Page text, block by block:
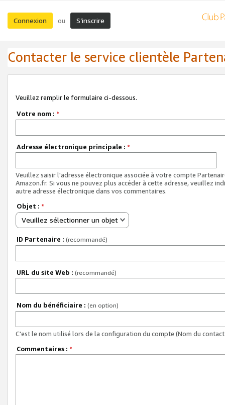
Connexion ou S’inscrire
Contacter le service clientèle
Veuillez remplir le formulaire ci-dessous.
Votre nom : *
Adresse électronique principale : *
Veuillez saisir l'adresse électronique associée à votre compte
Amazon.fr. Si vous ne pouvez plus accéder à cette adresse, veuillez
autre adresse électronique dans vos commentaires.
Objet : *
Veuillez sélectionner un objet
ID Partenaire : (recommandé)
URL du site Web : (recommandé)
Nom du bénéficiaire : (en option)
C'est le nom utilisé lors de la configuration du compte (Nom du
Commentaires : *